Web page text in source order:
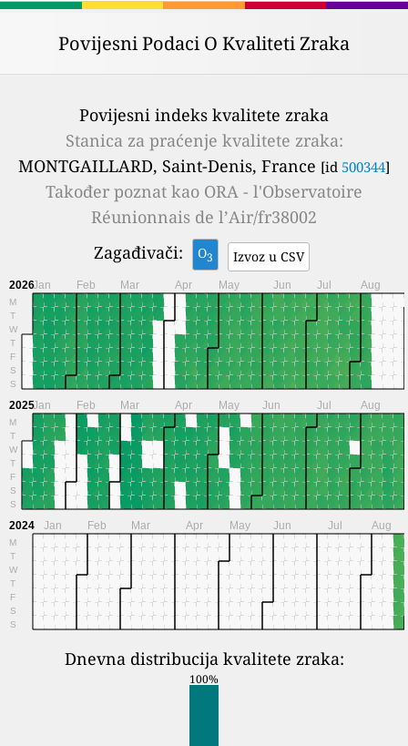
Povijesni Podaci O Kvaliteti Zraka
Povijesni indeks kvalitete zraka
Stanica za praćenje kvalitete zraka:
MONTGAILLARD, Saint-Denis, France [id 500344]
Također poznat kao ORA - l'Observatoire
Réunionnais de l’Air/fr38002
Zagađivači:
O3 Izvoz u CSV
2026
M
T
W
T
F
S
S
Jan Feb Mar Apr May Jun Jul Aug
2025
M
T
W
T
F
S
S
Jan Feb Mar Apr May Jun Jul Aug
2024
M
T
W
T
F
S
S
Jan Feb Mar Apr May Jun Jul Aug
Dnevna distribucija kvalitete zraka:
100%